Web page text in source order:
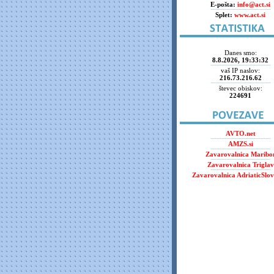
E-pošta: info@act.si
Splet: www.act.si
Danes smo:
8.8.2026, 19:33:32
vaš IP naslov:
216.73.216.62
števec obiskov:
224691
AVTO.net
AMZS.si
Zavarovalnica
Zavarovalnica Triglav
Zavarovalnica